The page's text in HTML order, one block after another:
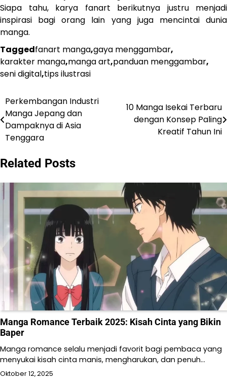
Siapa tahu, karya fanart berikutnya justru menjadi
inspirasi bagi orang lain yang juga mencintai dunia
manga.
Taggedfanart manga,gaya menggambar,
karakter manga,manga art,panduan menggambar,
seni digital,tips ilustrasi
Navigasi
pos
Perkembangan Industri
Manga Jepang dan
Dampaknya di Asia
Tenggara
10 Manga Isekai Terbaru
dengan Konsep Paling
Kreatif Tahun Ini
Related Posts
Manga Romance Terbaik 2025: Kisah Cinta yang Bikin
Baper
Manga romance selalu menjadi favorit bagi pembaca yang
menyukai kisah cinta manis, mengharukan, dan penuh…
Oktober 12, 2025